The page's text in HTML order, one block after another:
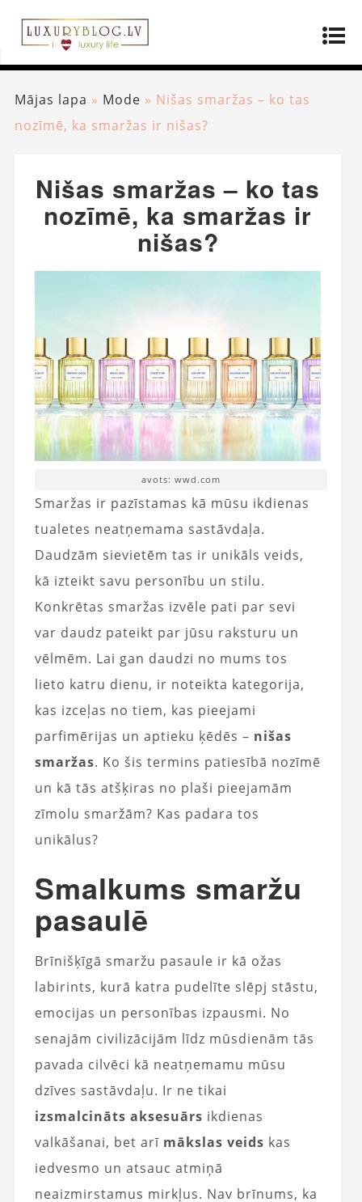
Mājas lapa » Mode » Nišas smaržas – ko tas
nozīmē, ka smaržas ir nišas?
Nišas smaržas – ko tas
nozīmē, ka smaržas ir
nišas?
avots: wwd.com
Smaržas ir pazīstamas kā mūsu ikdienas
tualetes neatņemama sastāvdaļa.
Daudzām sievietēm tas ir unikāls veids,
kā izteikt savu personību un stilu.
Konkrētas smaržas izvēle pati par sevi
var daudz pateikt par jūsu raksturu un
vēlmēm. Lai gan daudzi no mums tos
lieto katru dienu, ir noteikta kategorija,
kas izceļas no tiem, kas pieejami
parfimērijas un aptieku ķēdēs – nišas
smaržas. Ko šis termins patiesībā nozīmē
un kā tās atšķiras no plaši pieejamām
zīmolu smaržām? Kas padara tos
unikālus?
Smalkums smaržu
pasaulē
Brīnišķīgā smaržu pasaule ir kā ožas
labirints, kurā katra pudelīte slēpj stāstu,
emocijas un personības izpausmi. No
senajām civilizācijām līdz mūsdienām tās
pavada cilvēci kā neatņemamu mūsu
dzīves sastāvdaļu. Ir ne tikai
izsmalcināts aksesuārs ikdienas
valkāšanai, bet arī mākslas veids kas
iedvesmo un atsauc atmiņā
neaizmirstamus mirkļus. Nav brīnums, ka